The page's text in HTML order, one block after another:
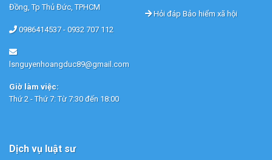
Đồng, Tp Thủ Đức, TPHCM
0986414537 - 0932 707 112
lsnguyenhoangduc89@gmail.com
Giờ làm việc:
Thứ 2 - Thứ 7: Từ 7:30 đến 18:00
Dịch vụ luật sư
Hỏi đáp Bảo hiểm xã hội